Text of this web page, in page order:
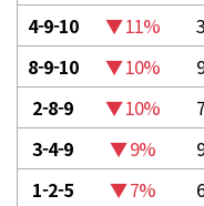
4-9-10
▼ 11%
8-9-10
▼ 10%
2-8-9
▼ 10%
3-4-9
▼ 9%
1-2-5
▼ 7%